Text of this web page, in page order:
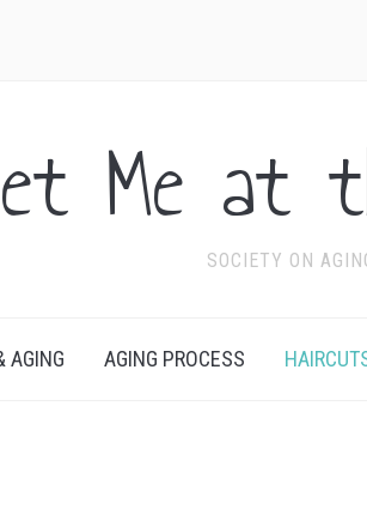
Me at
SOCIETY ON
AGING AGING PROCESS